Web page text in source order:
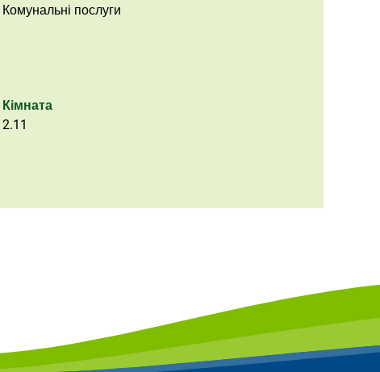
Комунальні послуги
Кімната
2.11